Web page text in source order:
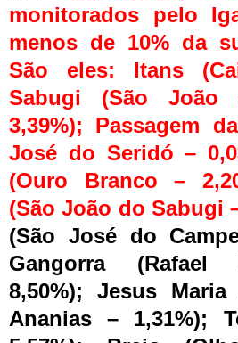
monitorados pelo
menos de 10% da
São eles: Itans
Sabugi (São
3,39%); Passagem
José do Seridó –
(Ouro Branco –
(São João do Sabugi
(São José do
Gangorra (Rafael
8,50%); Jesus Maria
Ananias – 1,31%);